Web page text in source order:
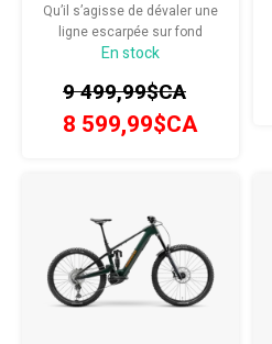
Qu’il s’agisse de dévaler une
ligne escarpée sur fond
limoneux, de participer à une
ou d’explorer l’arrière-pays lors
d’une aventure
d’un jour, le nouveau Sight est
En stock
9 499,99$CA
8 599,99$CA